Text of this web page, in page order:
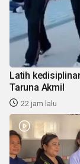
Latih
Taruna Akmil
22 jam lalu